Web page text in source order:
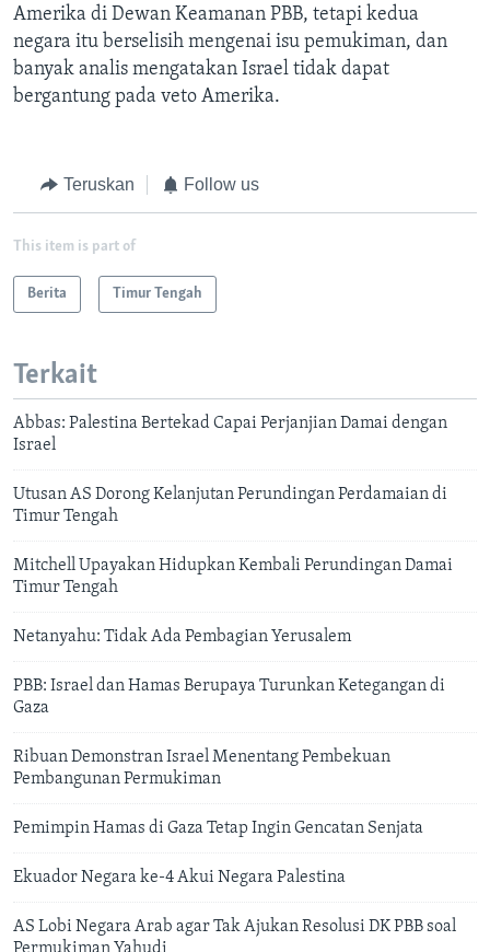
Amerika di Dewan Keamanan PBB, tetapi kedua
negara itu berselisih mengenai isu pemukiman, dan
banyak analis mengatakan Israel tidak dapat
bergantung pada veto Amerika.
Teruskan Follow us
This item is part of
Berita Timur Tengah
Terkait
Abbas: Palestina Bertekad Capai Perjanjian Damai dengan
Israel
Utusan AS Dorong Kelanjutan Perundingan Perdamaian di
Timur Tengah
Mitchell Upayakan Hidupkan Kembali Perundingan Damai
Timur Tengah
Netanyahu: Tidak Ada Pembagian Yerusalem
PBB: Israel dan Hamas Berupaya Turunkan Ketegangan di
Gaza
Ribuan Demonstran Israel Menentang Pembekuan
Pembangunan Permukiman
Pemimpin Hamas di Gaza Tetap Ingin Gencatan Senjata
Ekuador Negara ke-4 Akui Negara Palestina
AS Lobi Negara Arab agar Tak Ajukan Resolusi DK PBB soal